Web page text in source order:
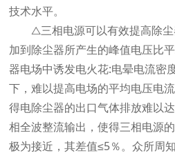
技术水平。
△三相电源可以有效提高除
加到除尘器所产生的峰值电压比
器电场中诱发电火花:电晕电流密
下，难以提高电场的平均电压电
得电除尘器的出口气体排放难以
相全波整流输出，使得三相电源
极为接近，其差值≤5％。众所周